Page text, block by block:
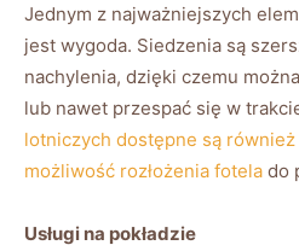
Jednym z najważniejszych
jest wygoda. Siedzenia ⁣są‌
nachylenia, dzięki ⁤czemu
lub nawet przespać ⁢się ⁢w
lotniczych dostępne⁤ są‌
możliwość rozłożenia⁢ fotela do
Usługi na pokładzie